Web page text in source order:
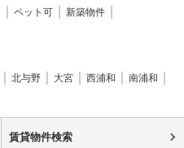
ペット可
新築物件
北与野 大宮 西浦和
南浦和
賃貸物件検索